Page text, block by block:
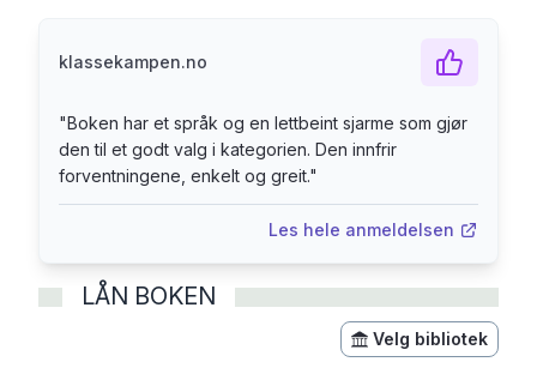
skattejakt, nær-døden-opplevingar,
honninggrevlingar og sinte isbjørnar. Ikkje minst
er det ei historie om fire gode venner som tør å
dra på eventyr, sjølv om dei veit betre.
Boka er illustrert av Ketil Selnes.
klassekampen.no
"Boken har et språk og en lettbeint sjarme som gjør
den til et godt valg i kategorien. Den innfrir
forventningene, enkelt og greit."
Les hele anmeldelsen
LÅN BOKEN
Velg bibliotek